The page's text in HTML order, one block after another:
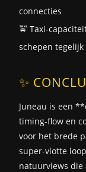
connecties
🚖 Taxi-
schepen tegelijk
✨
Juneau is een
timing-flow en
voor het brede
super-vlotte
natuurviews die